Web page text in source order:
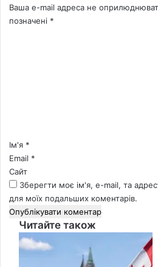
Ваша e-mail адреса не
позначені *
*Ім'я *
Email *
Сайт
Зберегти моє ім'я, e-mail, та
для моїх подальших коментарів.
Читайте також
Close